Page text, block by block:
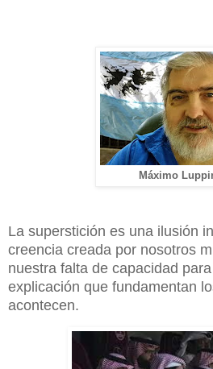
Máximo
La superstición es una ilusión
creencia creada por nosotros
nuestra falta de capacidad
explicación que fundamentan
acontecen.